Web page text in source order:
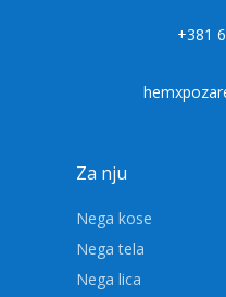
+381
Za nju
Nega kose
Nega tela
Nega lica